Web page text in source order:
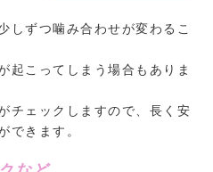
しずつ噛み合わせが変わるこ
起こってしまう場合もありま
チェックしますので、長く安
できます。